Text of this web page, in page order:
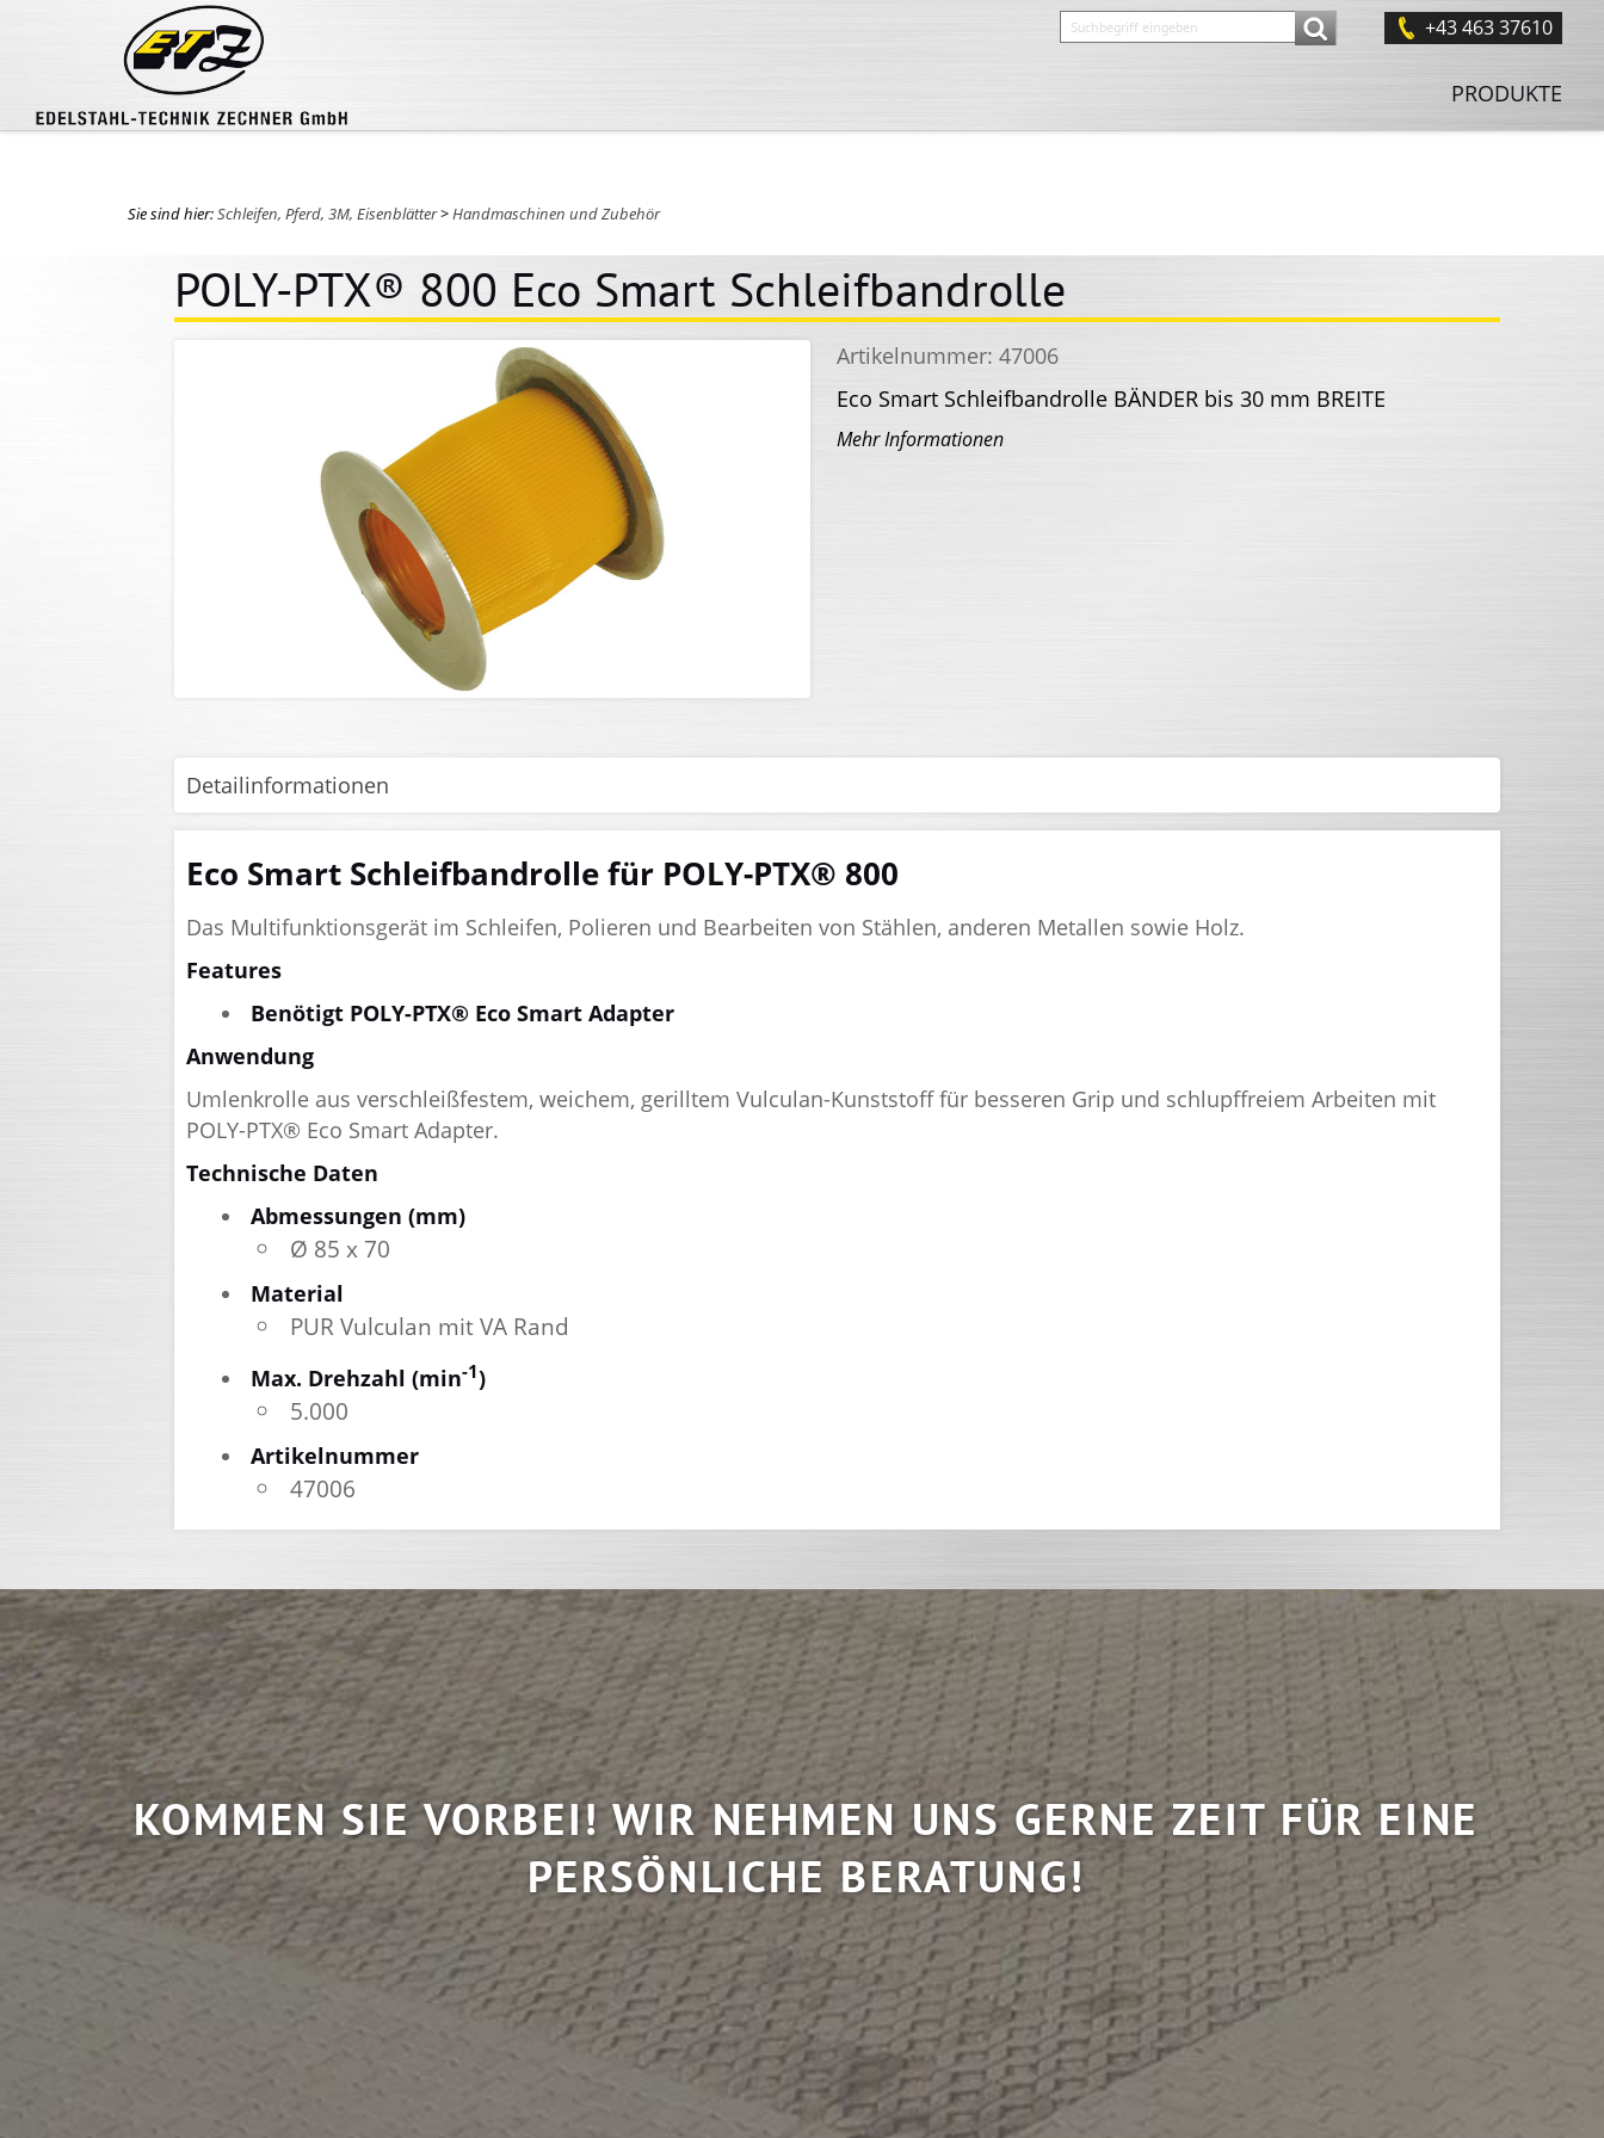
+43 463 37610
PRODUKTE
Sie sind hier:Schleifen, Pferd, 3M, Eisenblätter>Handmaschinen und Zubehör
POLY-PTX® 800 Eco Smart Schleifbandrolle
Artikelnummer:47006
Eco Smart Schleifbandrolle BÄNDER bis 30 mm BREITE
Mehr Informationen
Detailinformationen
Eco Smart Schleifbandrolle für POLY-PTX® 800
Das Multifunktionsgerät im Schleifen, Polieren und Bearbeiten von Stählen, anderen Metallen sowie Holz.
Features
Benötigt POLY-PTX® Eco Smart Adapter
Anwendung
Umlenkrolle aus verschleißfestem, weichem, gerilltem Vulculan-Kunststoff für besseren Grip und schlupffreiem Arbeiten mit
POLY-PTX® Eco Smart Adapter.
Technische Daten
Abmessungen (mm)
Ø 85 x 70
Material
PUR Vulculan mit VA Rand
Max. Drehzahl (min-1)
5.000
Artikelnummer
47006
KOMMEN SIE VORBEI! WIR NEHMEN UNS GERNE ZEIT FÜR EINE
PERSÖNLICHE BERATUNG!